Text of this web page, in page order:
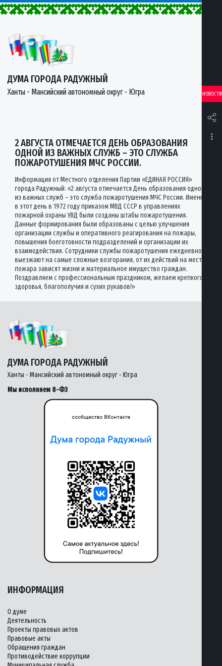
ДУМА ГОРОДА РАДУЖНЫЙ
Ханты - Мансийский автономный округ - Югра НОВОСТИ
2 АВГУСТА ОТМЕЧАЕТСЯ ДЕНЬ ОБРАЗОВАНИЯ
ОДНОЙ ИЗ ВАЖНЫХ СЛУЖБ – ЭТО СЛУЖБА
ПОЖАРОТУШЕНИЯ МЧС РОССИИ.
Информация от Местного отделения Партии «ЕДИНАЯ РОССИЯ»
города Радужный: «2 августа отмечается День образования одной
из важных служб – это служба пожаротушения МЧС России. Именно
в этот день в 1972 году приказом МВД СССР в управлениях
пожарной охраны УВД были созданы штабы пожаротушения.
Данные формирования были образованы с целью улучшения
организации службы и оперативного реагирования на пожары,
повышения боеготовности подразделений и организации их
взаимодействия. Сотрудники службы пожаротушения ежедневно
выезжают на самые сложные возгорания, от их действий на месте
пожара зависят жизни и материальное имущество граждан.
Поздравляем с профессиональным праздником, желаем крепкого
здоровья, благополучия и сухих рукавов!»
ДУМА ГОРОДА РАДУЖНЫЙ
Ханты - Мансийский автономный округ - Югра
Мы исполняем 8-ФЗ
ИНФОРМАЦИЯ
О думе
Деятельность
Проекты правовых актов
Правовые акты
Обращения граждан
Противодействие коррупции